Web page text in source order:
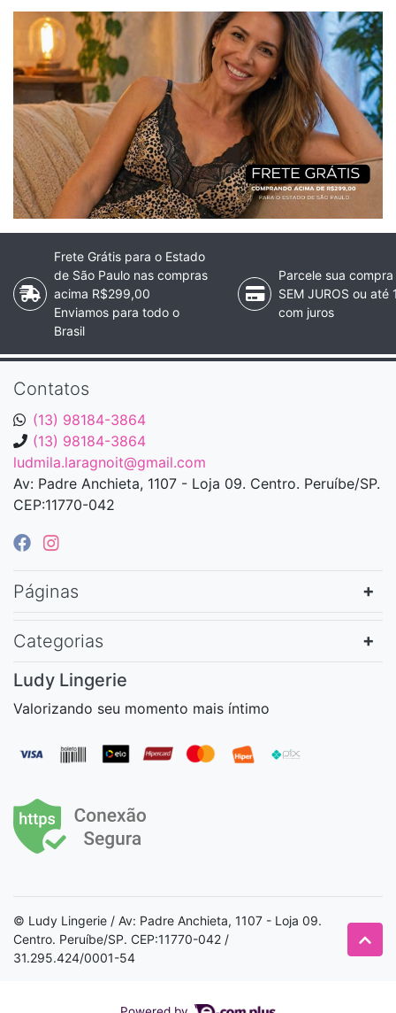
Frete Grátis para o Estado
de São Paulo nas compras
acima R$299,00
Enviamos para todo o
Brasil
Parcele sua
SEM JUROS ou até
com juros
Contatos
(13) 98184-3864
(13) 98184-3864
ludmila.laragnoit@gmail.com
Av: Padre Anchieta, 1107 - Loja 09. Centro. Peruíbe/SP.
CEP:11770-042
Páginas
Categorias
Ludy Lingerie
Valorizando seu momento mais íntimo
© Ludy Lingerie / Av: Padre Anchieta, 1107 - Loja 09.
Centro. Peruíbe/SP. CEP:11770-042 /
31.295.424/0001-54